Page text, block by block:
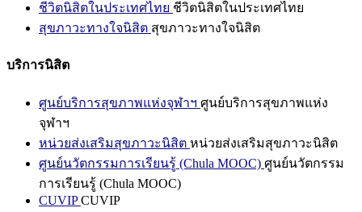
ชีวิตนิสิตในประเทศไทย ชีวิตนิสิตในประเทศไทย
สุขภาวะทางใจนิสิต สุขภาวะทางใจนิสิต
บริการนิสิต
ศูนย์บริการสุขภาพแห่งจุฬาฯ ศูนย์บริการสุขภาพแห่ง
จุฬาฯ
หน่วยส่งเสริมสุขภาวะนิสิต หน่วยส่งเสริมสุขภาวะนิสิต
ศูนย์นวัตกรรมการเรียนรู้ (Chula MOOC) ศูนย์นวัตกรรม
การเรียนรู้ (Chula MOOC)
CUVIPCUVIP